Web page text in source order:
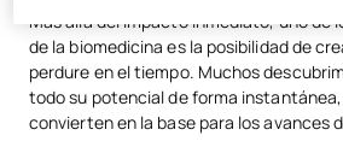
Más allá del impacto inmediato, uno de
de la biomedicina es la posibilidad de
perdure en el tiempo. Muchos
todo su potencial de forma
convierten en la base para los avances